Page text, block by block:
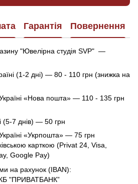
Гарантія Повернення
"Ювелірна студія SVP" —
(1-2 дні) — 80 - 110 грн (знижка на
«Нова пошта» — 110 - 135 грн
(5-7 днів) — 50 грн
«Укрпошта» — 75 грн
карткою (Privat 24, Visa,
Google Pay)
на рахунок (IBAN):
"ПРИВАТБАНК”